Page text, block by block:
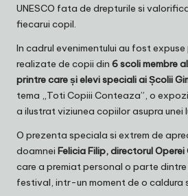
UNESCO fata de drepturile si
fiecarui copil.
In cadrul evenimentului au fost expuse
realizate de copii din 6 scoli membre
printre care și elevi speciali ai Școlii
tema „Toti Copiii Conteaza”, o
a ilustrat viziunea copiilor asupra unei
O prezenta speciala si extrem de
doamnei Felicia Filip, directorul
care a premiat personal o parte
festival, intr-un moment de o caldura